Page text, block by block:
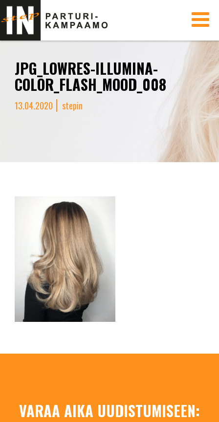
Toggle
JPG_LOWRES-ILLUMINA-
COLOR_FLASH_MOOD_008
13.04.2020 stepin
VARAA AIKA UUDISTUMISEEN: